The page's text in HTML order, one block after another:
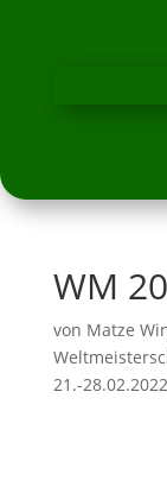
WM
von Matze
21.-